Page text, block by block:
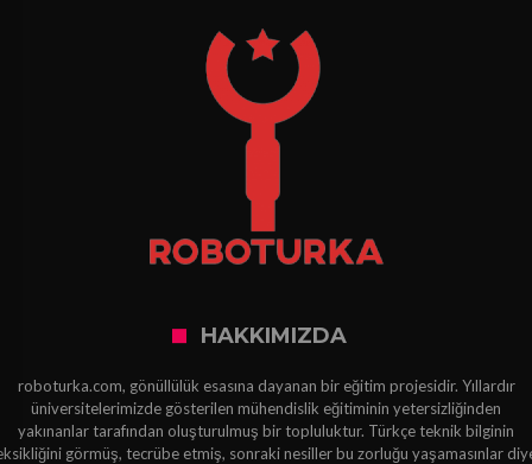
HAKKIMIZDA
roboturka.com, gönüllülük esasına dayanan bir eğitim projesidir. Yıllardır
üniversitelerimizde gösterilen mühendislik eğitiminin yetersizliğinden
yakınanlar tarafından oluşturulmuş bir topluluktur. Türkçe teknik bilginin
görmüş, tecrübe etmiş, sonraki nesiller bu zorluğu yaşamasınlar